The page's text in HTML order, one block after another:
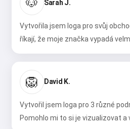
🐶 Sarah J.
Vytvořila jsem loga pro svůj
říkají, že moje značka vypadá
🦁 David K.
Vytvořil jsem loga pro 3 různé
Pomohlo mi to si je vizualizovat a